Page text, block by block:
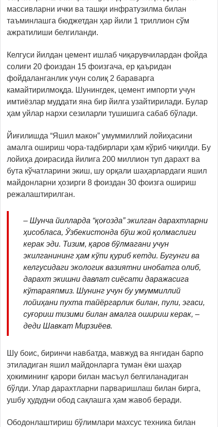
массивларни ички ва ташқи инфратузилма билан
таъминлашга бюджетдан ҳар йили 1 триллион сўм
ажратилиши белгиланди.
Келгуси йилдан цемент ишлаб чиқарувчилардан фойда
солиғи 20 фоиздан 15 фоизгача, ер қаъридан
фойдаланганлик учун солиқ 2 бараварга
камайтирилмоқда. Шунингдек, цемент импорти учун
имтиёзлар муддати яна бир йилга узайтирилади. Булар
ҳам уйлар нархи сезиларли тушишига сабаб бўлади.
Йиғилишда “Яшил макон” умуммиллий лойиҳасини
амалга ошириш чора-тадбирлари ҳам кўриб чиқилди. Бу
лойиҳа доирасида йилига 200 миллион туп дарахт ва
бута кўчатларини экиш, шу орқали шаҳарлардаги яшил
майдонларни ҳозирги 8 фоиздан 30 фоизга ошириш
режалаштирилган.
– Шунча йилларда “қоғозда” экилган дарахтларни
ҳисобласа, Ўзбекистонда бўш жой қолмаслиги
керак эди. Тизим, қаров бўлмагани учун
экилганининг ҳам кўпи қуриб кетди. Бугунги ва
келгусидаги экологик вазиятни инобатга олиб,
дарахт экишни давлат сиёсати даражасига
кўтараяпмиз. Шунинг учун бу умуммиллий
лойиҳани пухта тайёргарлик билан, пули, эгаси,
суғориш тизими билан амалга ошириш керак, –
деди Шавкат Мирзиёев.
Шу боис, биринчи навбатда, мавжуд ва янгидан барпо
этиладиган яшил майдонларга туман ёки шаҳар
ҳокимининг қарори билан масъул белгиланадиган
бўлди. Улар дарахтларни парваришлаш билан бирга,
ушбу ҳудудни обод сақлашга ҳам жавоб беради.
Ободонлаштириш бўлимлари махсус техника билан